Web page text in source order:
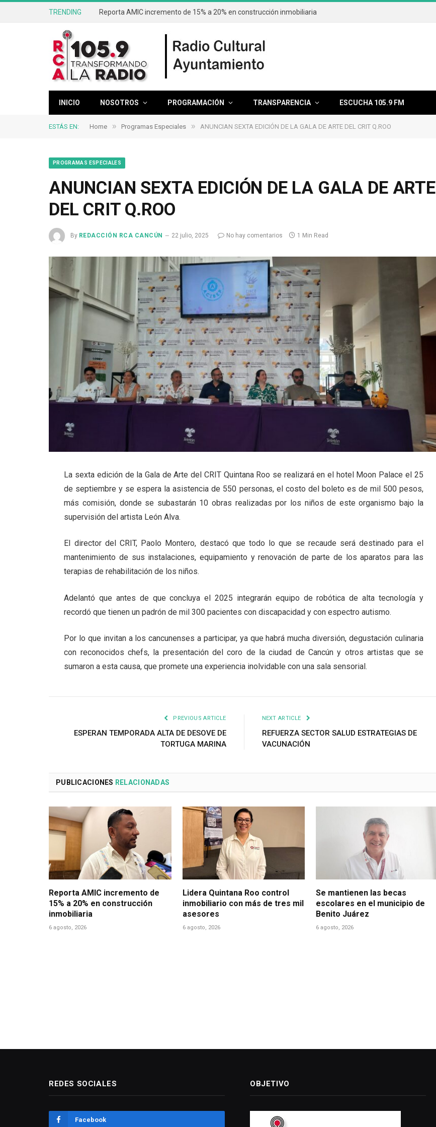
TRENDING Reporta AMIC incremento de 15% a 20% en construcción inmobiliaria
INICIO NOSOTROS PROGRAMACIÓN TRANSPARENCIA ESCUCHA 105.9 FM
ESTÁS EN: Home » Programas Especiales » ANUNCIAN SEXTA EDICIÓN DE LA GALA DE ARTE DEL CRIT Q.ROO
PROGRAMAS ESPECIALES
ANUNCIAN SEXTA EDICIÓN DE LA GALA DE ARTE
DEL CRIT Q.ROO
By REDACCIÓN RCA CANCÚN 22 julio, 2025 No hay comentarios 1 Min Read
La sexta edición de la Gala de Arte del CRIT Quintana Roo se realizará en el hotel Moon Palace el 25
de septiembre y se espera la asistencia de 550 personas, el costo del boleto es de mil 500 pesos,
más comisión, donde se subastarán 10 obras realizadas por los niños de este organismo bajo la
supervisión del artista León Alva.
El director del CRIT, Paolo Montero, destacó que todo lo que se recaude será destinado para el
mantenimiento de sus instalaciones, equipamiento y renovación de parte de los aparatos para las
terapias de rehabilitación de los niños.
Adelantó que antes de que concluya el 2025 integrarán equipo de robótica de alta tecnología y
recordó que tienen un padrón de mil 300 pacientes con discapacidad y con espectro autismo.
Por lo que invitan a los cancunenses a participar, ya que habrá mucha diversión, degustación culinaria
con reconocidos chefs, la presentación del coro de la ciudad de Cancún y otros artistas que se
sumaron a esta causa, que promete una experiencia inolvidable con una sala sensorial.
PREVIOUS ARTICLE
ESPERAN TEMPORADA ALTA DE DESOVE DE
TORTUGA MARINA
NEXT ARTICLE
REFUERZA SECTOR SALUD ESTRATEGIAS DE
VACUNACIÓN
PUBLICACIONES RELACIONADAS
Reporta AMIC incremento de
15% a 20% en construcción
inmobiliaria
6 agosto, 2026
Lidera Quintana Roo control
inmobiliario con más de tres mil
asesores
6 agosto, 2026
Se mantienen las becas
escolares en el municipio de
Benito Juárez
6 agosto, 2026
REDES SOCIALES
Facebook
OBJETIVO